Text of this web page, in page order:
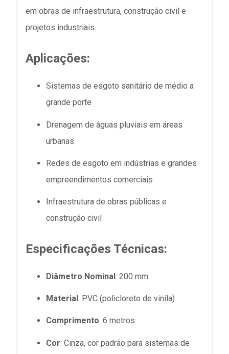
em obras de infraestrutura, construção civil e
projetos industriais.
Aplicações:
Sistemas de esgoto sanitário de médio a
grande porte
Drenagem de águas pluviais em áreas
urbanas
Redes de esgoto em indústrias e grandes
empreendimentos comerciais
Infraestrutura de obras públicas e
construção civil
Especificações Técnicas:
Diâmetro Nominal: 200 mm
Material : PVC (policloreto de vinila)
Comprimento: 6 metros
Cor: Cinza, cor padrão para sistemas de